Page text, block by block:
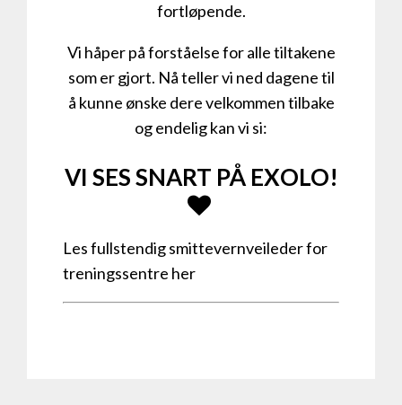
fortløpende.
Vi håper på forståelse for alle tiltakene
som er gjort. Nå teller vi ned dagene til
å kunne ønske dere velkommen tilbake
og endelig kan vi si:
VI SES SNART PÅ EXOLO!
Les fullstendig smittevernveileder for
treningssentre her